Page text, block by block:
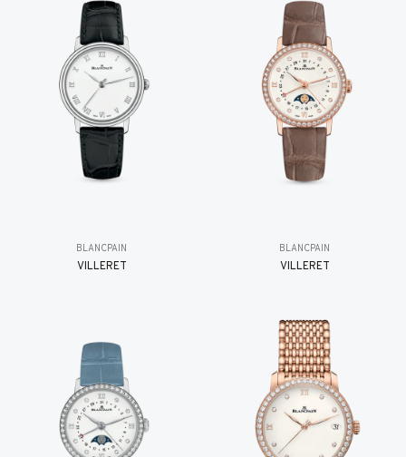
BLANCPAIN
VILLERET
BLANCPAIN
VILLERET